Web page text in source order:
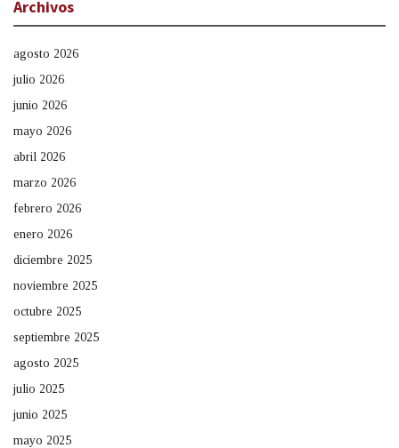
Archivos
agosto 2026
julio 2026
junio 2026
mayo 2026
abril 2026
marzo 2026
febrero 2026
enero 2026
diciembre 2025
noviembre 2025
octubre 2025
septiembre 2025
agosto 2025
julio 2025
junio 2025
mayo 2025